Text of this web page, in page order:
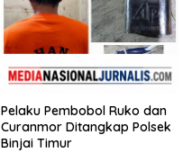
Pelaku Pembobol Ruko dan
Curanmor Ditangkap Polsek
Binjai Timur